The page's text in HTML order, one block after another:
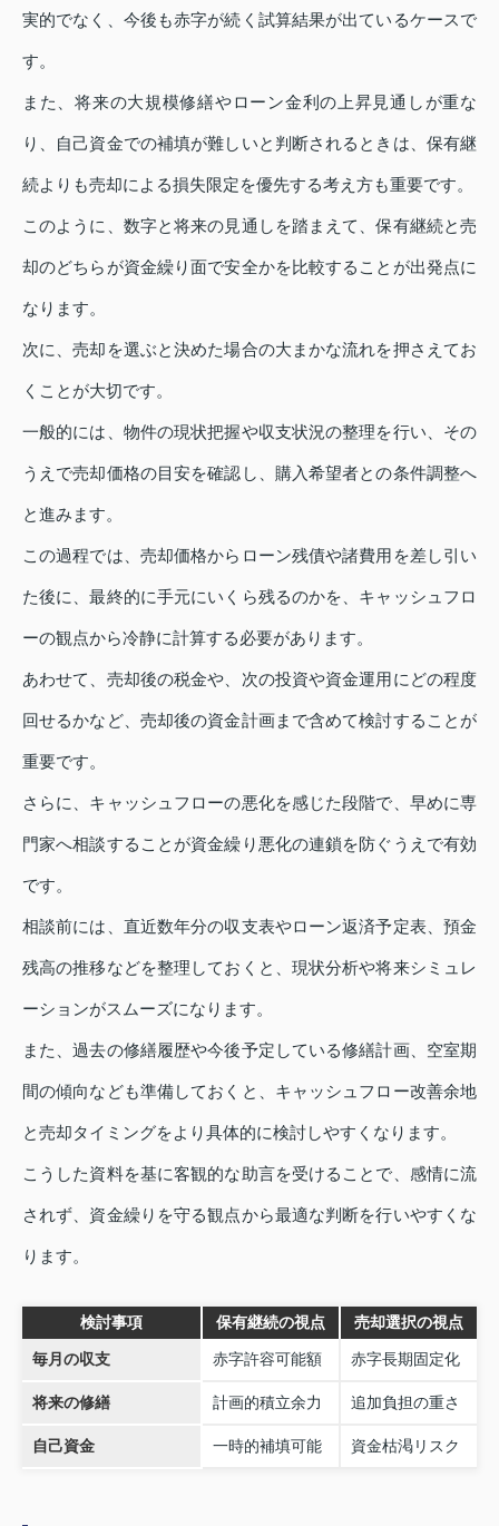
実的でなく、今後も赤字が続く試算結果が出ているケースで
す。
また、将来の大規模修繕やローン金利の上昇見通しが重な
り、自己資金での補填が難しいと判断されるときは、保有継
続よりも売却による損失限定を優先する考え方も重要です。
このように、数字と将来の見通しを踏まえて、保有継続と売
却のどちらが資金繰り面で安全かを比較することが出発点に
なります。
次に、売却を選ぶと決めた場合の大まかな流れを押さえてお
くことが大切です。
一般的には、物件の現状把握や収支状況の整理を行い、その
うえで売却価格の目安を確認し、購入希望者との条件調整へ
と進みます。
この過程では、売却価格からローン残債や諸費用を差し引い
た後に、最終的に手元にいくら残るのかを、キャッシュフロ
ーの観点から冷静に計算する必要があります。
あわせて、売却後の税金や、次の投資や資金運用にどの程度
回せるかなど、売却後の資金計画まで含めて検討することが
重要です。
さらに、キャッシュフローの悪化を感じた段階で、早めに専
門家へ相談することが資金繰り悪化の連鎖を防ぐうえで有効
です。
相談前には、直近数年分の収支表やローン返済予定表、預金
残高の推移などを整理しておくと、現状分析や将来シミュレ
ーションがスムーズになります。
また、過去の修繕履歴や今後予定している修繕計画、空室期
間の傾向なども準備しておくと、キャッシュフロー改善余地
と売却タイミングをより具体的に検討しやすくなります。
こうした資料を基に客観的な助言を受けることで、感情に流
されず、資金繰りを守る観点から最適な判断を行いやすくな
ります。
検討事項 保有継続の視点 売却選択の視点
毎月の収支 赤字許容可能額 赤字長期固定化
将来の修繕 計画的積立余力 追加負担の重さ
自己資金 一時的補填可能 資金枯渇リスク